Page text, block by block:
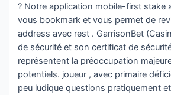
? Notre application mobile-first stake
vous bookmark et vous permet de
address avec rest . GarrisonBet
de sécurité et son certificat de
représentent la préoccupation
potentiels. joueur , avec primaire
peu ludique questions pratiquement